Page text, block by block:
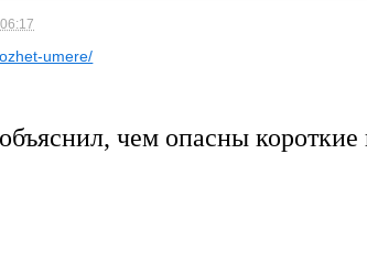
umere/
чем опасны